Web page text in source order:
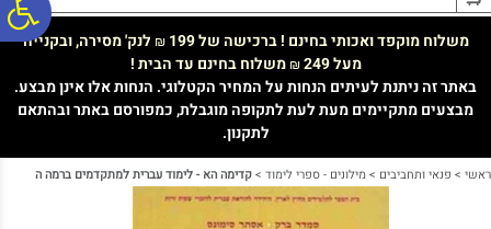
משלוח מוקפד ואכותי בחינם ! ברכישה של 199 ₪ לנק' מסירה, ובקנייה
מעל 249
₪משלוח בחינם עד הבית !
באתר זה ניתנת לעיתים הנחות על המחיר הקטלוגי. הנחות אלו אינן מבצע.
מבצעים מתקיימים מעת לעת לתקופה מוגבלת, כמפורסם באתר ובהתאם
לתקנון.
ראשי > פנאי ותחביבים >מילונים - ספרי לימוד >קדימה הא - לימוד עברית למתקדמים ברמה ה